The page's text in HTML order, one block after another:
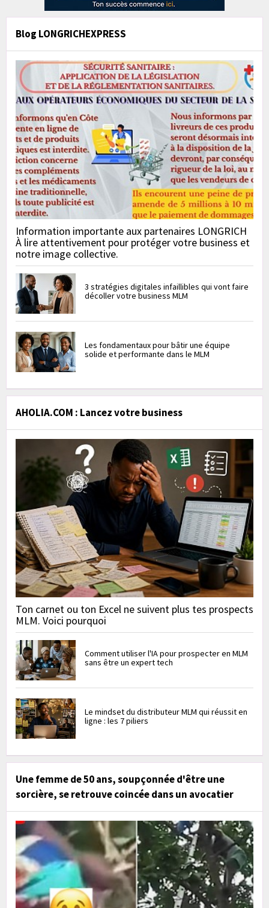
Blog LONGRICHEXPRESS
Information importante aux partenaires LONGRICH
À lire attentivement pour protéger votre business et
notre image collective.
3 stratégies digitales infaillibles qui vont faire
décoller votre business MLM
Les fondamentaux pour bâtir une équipe
solide et performante dans le MLM
AHOLIA.COM : Lancez votre business
Ton carnet ou ton Excel ne suivent plus tes prospects
MLM. Voici pourquoi
Comment utiliser l'IA pour prospecter en MLM
sans être un expert tech
Le mindset du distributeur MLM qui réussit en
ligne : les 7 piliers
Une femme de 50 ans, soupçonnée d'être une
sorcière, se retrouve coincée dans un avocatier